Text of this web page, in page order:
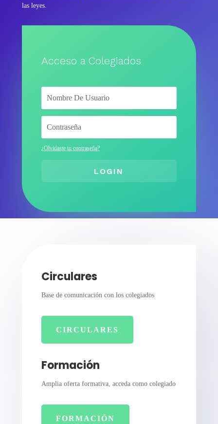
las leyes.
Acceso a Colegiados
¿Olvidaste tu contraseña?
LOGIN
Circulares
Base de comunicación con los colegiados
CIRCULARES
Formación
Amplia oferta formativa, acceda como colegiado
FORMACIÓN